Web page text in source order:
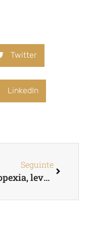
Twitter
LinkedIn
Seguinte
Mastopexia, levantamento mamário com ou sem implantes?